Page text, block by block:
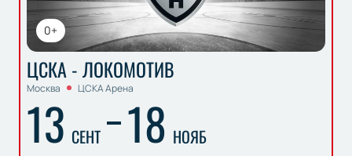
0+
ЦСКА - ЛОКОМОТИВ
Москва ЦСКА Арена
13 СЕНТ 18 НОЯБ